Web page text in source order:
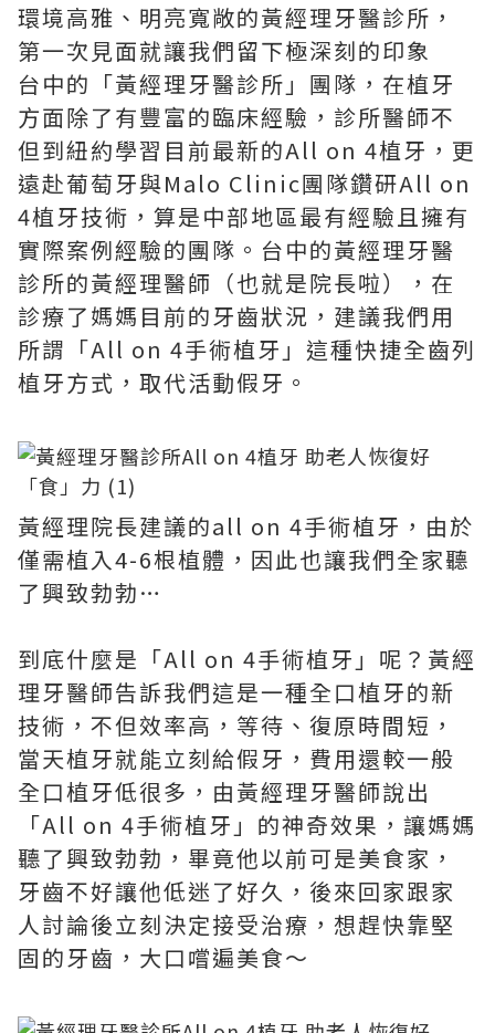
環境高雅、明亮寬敞的黃經理牙醫診所，
第一次見面就讓我們留下極深刻的印象
台中的「黃經理牙醫診所」團隊，在植牙
方面除了有豐富的臨床經驗，診所醫師不
但到紐約學習目前最新的All on 4植牙，更
遠赴葡萄牙與Malo Clinic團隊鑽研All on
4植牙技術，算是中部地區最有經驗且擁有
實際案例經驗的團隊。台中的黃經理牙醫
診所的黃經理醫師（也就是院長啦），在
診療了媽媽目前的牙齒狀況，建議我們用
所謂「All on 4手術植牙」這種快捷全齒列
植牙方式，取代活動假牙。
黃經理院長建議的all on 4手術植牙，由於
僅需植入4-6根植體，因此也讓我們全家聽
了興致勃勃…
到底什麼是「All on 4手術植牙」呢？黃經
理牙醫師告訴我們這是一種全口植牙的新
技術，不但效率高，等待、復原時間短，
當天植牙就能立刻給假牙，費用還較一般
全口植牙低很多，由黃經理牙醫師說出
「All on 4手術植牙」的神奇效果，讓媽媽
聽了興致勃勃，畢竟他以前可是美食家，
牙齒不好讓他低迷了好久，後來回家跟家
人討論後立刻決定接受治療，想趕快靠堅
固的牙齒，大口嚐遍美食～